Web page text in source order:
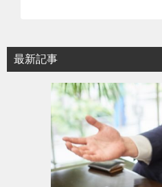
最新記事